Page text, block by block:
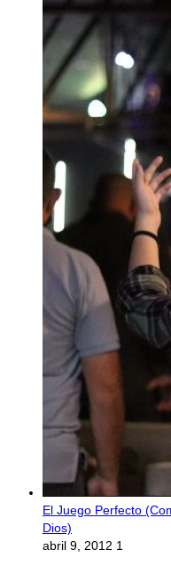
El Juego Perfecto
Dios)
abril 9, 2012 1